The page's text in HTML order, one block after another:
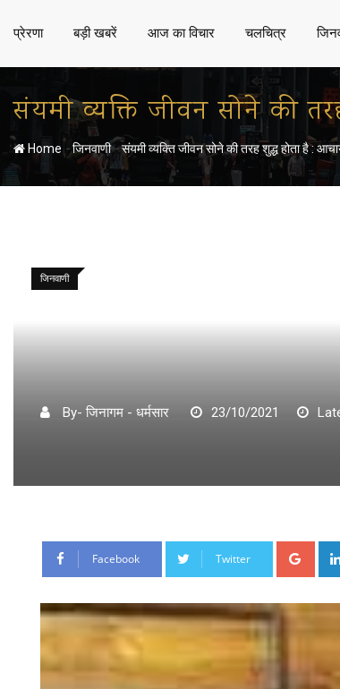
प्रेरणा बड़ी खबरें आज का विचार चलचित्र
संयमी व्यक्ति जीवन सोने की
Home -जिनवाणी-संयमी व्यक्ति जीवन सोने की तरह शुद्ध होता है :
जिनवाणी
By- जिनागम - धर्मसार 23/10/2021
Facebook Twitter